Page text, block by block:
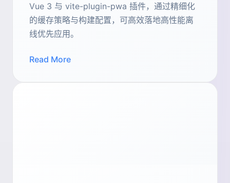
Vue 3 与 vite-plugin-pwa 插件，通过精细化
的缓存策略与构建配置，可高效落地高性能离
线优先应用。
Read More